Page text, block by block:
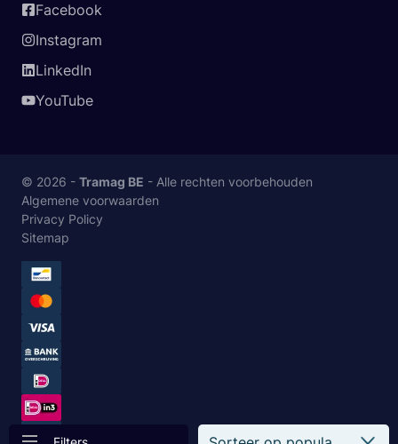
Facebook
Instagram
LinkedIn
YouTube
© 2026 - Tramag BE - Alle rechten voorbehouden
Algemene voorwaarden
Privacy Policy
Sitemap